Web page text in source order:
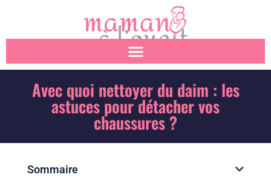
Avec quoi nettoyer du daim : les
astuces pour détacher vos
chaussures ?
Sommaire